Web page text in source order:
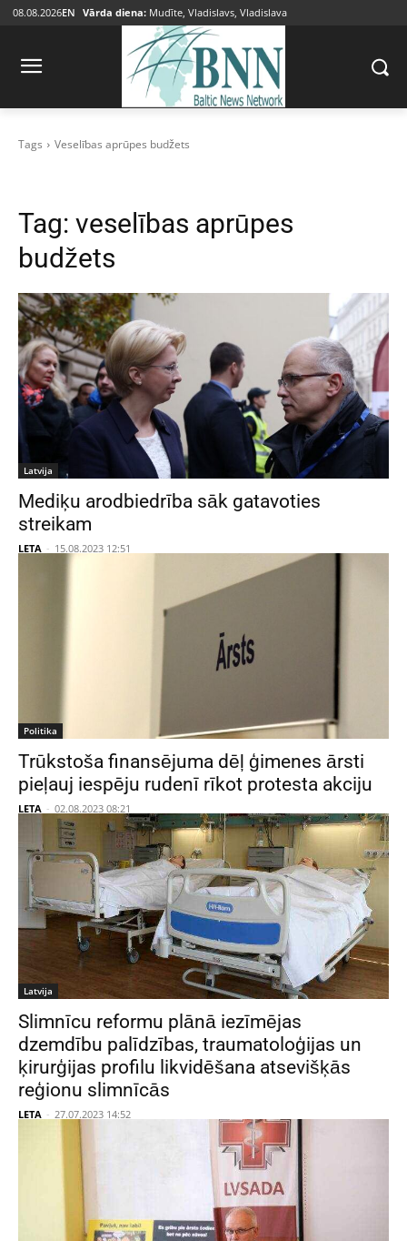
08.08.2026EN Vārda diena: Mudīte, Vladislavs, Vladislava
Tags Veselības aprūpes budžets
Tag: veselības aprūpes
budžets
Latvija
Mediķu arodbiedrība sāk gatavoties
streikam
LETA - 15.08.2023 12:51
Politika
Trūkstoša finansējuma dēļ ģimenes ārsti
pieļauj iespēju rudenī rīkot protesta akciju
LETA - 02.08.2023 08:21
Latvija
Slimnīcu reformu plānā iezīmējas
dzemdību palīdzības, traumatoloģijas un
ķirurģijas profilu likvidēšana atsevišķās
reģionu slimnīcās
LETA - 27.07.2023 14:52